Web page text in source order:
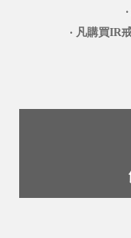
‧ 凡購買IR